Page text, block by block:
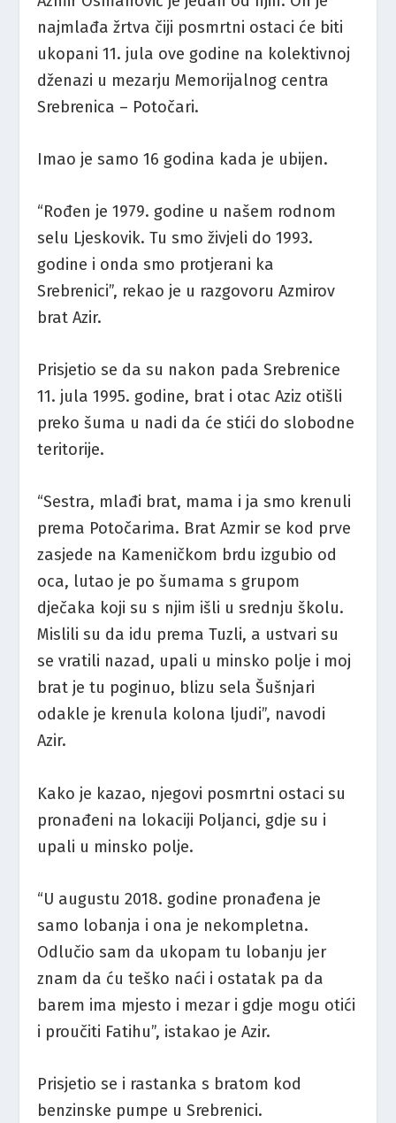
najmlađa žrtva čiji posmrtni ostaci će biti
ukopani 11. jula ove godine na kolektivnoj
dženazi u mezarju Memorijalnog centra
Srebrenica – Potočari.
Imao je samo 16 godina kada je ubijen.
“Rođen je 1979. godine u našem rodnom
selu Ljeskovik. Tu smo živjeli do 1993.
godine i onda smo protjerani ka
Srebrenici”, rekao je u razgovoru Azmirov
brat Azir.
Prisjetio se da su nakon pada Srebrenice
11. jula 1995. godine, brat i otac Aziz otišli
preko šuma u nadi da će stići do slobodne
teritorije.
“Sestra, mlađi brat, mama i ja smo krenuli
prema Potočarima. Brat Azmir se kod prve
zasjede na Kameničkom brdu izgubio od
oca, lutao je po šumama s grupom
dječaka koji su s njim išli u srednju školu.
Mislili su da idu prema Tuzli, a ustvari su
se vratili nazad, upali u minsko polje i moj
brat je tu poginuo, blizu sela Šušnjari
odakle je krenula kolona ljudi”, navodi
Azir.
Kako je kazao, njegovi posmrtni ostaci su
pronađeni na lokaciji Poljanci, gdje su i
upali u minsko polje.
“U augustu 2018. godine pronađena je
samo lobanja i ona je nekompletna.
Odlučio sam da ukopam tu lobanju jer
znam da ću teško naći i ostatak pa da
barem ima mjesto i mezar i gdje mogu otići
i proučiti Fatihu”, istakao je Azir.
Prisjetio se i rastanka s bratom kod
benzinske pumpe u Srebrenici.